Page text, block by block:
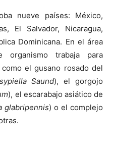
nueve países: México,
El Salvador, Nicaragua,
Dominicana. En el área
organismo trabaja para
el gusano rosado del
Saund), el gorgojo
), el escarabajo asiático de
glabripennis) o el complejo